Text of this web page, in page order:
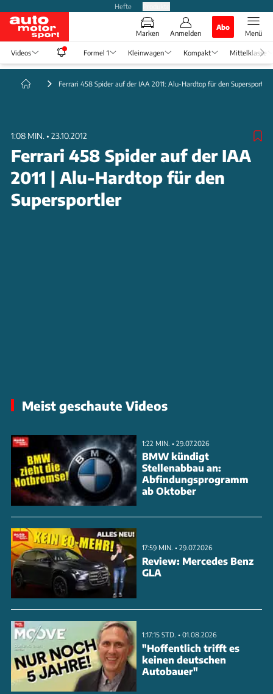
Hefte
Marken Anmelden
Abo
Menü
Videos Formel 1 Kleinwagen Kompakt Mittelklasse
Ferrari 458 Spider auf der IAA 2011: Alu-Hardtop für den Supersportler
1:08 MIN. • 23.10.2012
Ferrari 458 Spider auf der IAA
2011 | Alu-Hardtop für den
Supersportler
Meist geschaute Videos
1:22 MIN. • 29.07.2026
BMW kündigt
Stellenabbau an:
Abfindungsprogramm
ab Oktober
17:59 MIN. • 29.07.2026
Review: Mercedes Benz
GLA
1:17:15 STD. • 01.08.2026
"Hoffentlich trifft es
keinen deutschen
Autobauer"